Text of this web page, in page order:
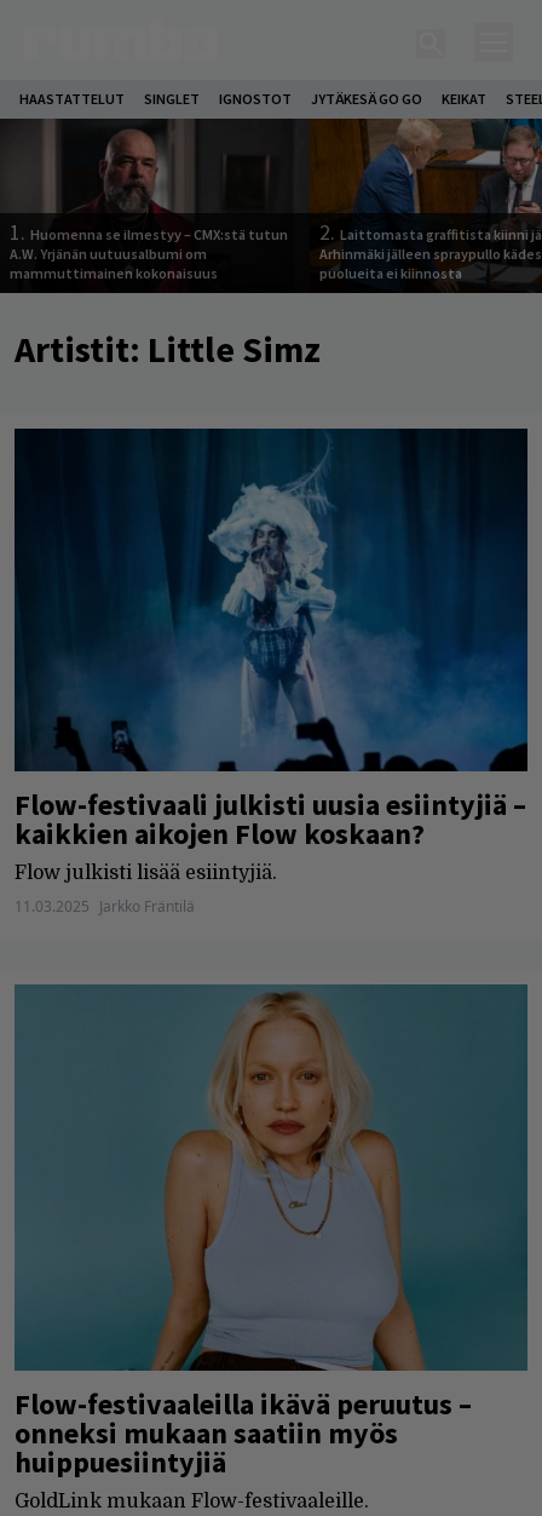
HAASTATTELUT SINGLET IGNOSTOT JYTÄKESÄ GO GO KEIKAT
1. Huomenna se ilmestyy – CMX:stä tutun
A.W. Yrjänän uutuusalbumi om
mammuttimainen kokonaisuus
2. Laittomasta graffitista kiinni
Arhinmäki jälleen spraypullo
puolueita ei kiinnosta
Artistit: Little Simz
Flow-festivaali julkisti uusia esiintyjiä –
kaikkien aikojen Flow koskaan?
Flow julkisti lisää esiintyjiä.
11.03.2025 Jarkko Fräntilä
Flow-festivaaleilla ikävä peruutus –
onneksi mukaan saatiin myös
huippuesiintyjiä
GoldLink mukaan Flow-festivaaleille.